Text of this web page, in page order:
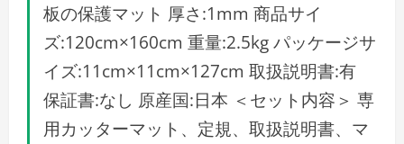
板の保護マット 厚さ:1mm 商品サイ
ズ:120cm×160cm 重量:2.5kg パッケージサ
イズ:11cm×11cm×127cm 取扱説明書:有
保証書:なし 原産国:日本 ＜セット内容＞ 専
用カッターマット、定規、取扱説明書、マ